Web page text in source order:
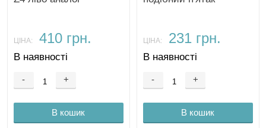
ЦІНА: 410 грн.
В наявності
- +
В кошик
ЦІНА: 231 грн.
В наявності
- +
В кошик